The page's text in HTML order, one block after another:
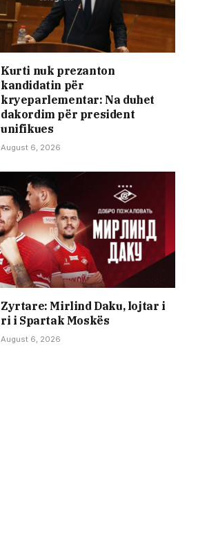
Kurti nuk prezanton
kandidatin për
kryeparlementar: Na duhet
dakordim për president
unifikues
August 6, 2026
Zyrtare: Mirlind Daku, lojtar i
ri i Spartak Moskës
August 6, 2026